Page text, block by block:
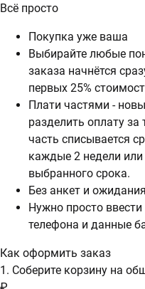
Всё просто
Покупка уже ваша
Выбирайте любые
заказа начнётся
первых 25%
Плати частями -
разделить оплату
часть списывается
каждые 2 недели
выбранного срока.
Без анкет и ожидания
Нужно просто
телефона и данные
Как оформить заказ
1. Соберите корзину на